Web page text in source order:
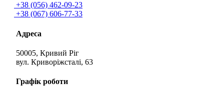
+38 (056) 462-09-23
+38 (067) 606-77-33
Адреса
50005, Кривий Ріг
вул. Криворіжсталі, 63
Графік роботи